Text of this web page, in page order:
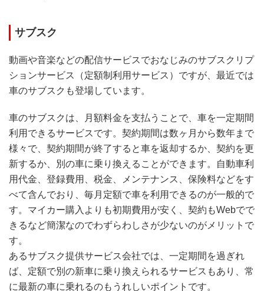
サブスク
動画や音楽などの配信サービスでおなじみのサブスクリプ
ションサービス（定額制利用サービス）ですが、最近では
車のサブスクも登場しています。
車のサブスクは、月額料金を支払うことで、車を一定期間
利用できるサービスです。契約期間は数ヶ月から数年まで
様々で、契約期間が終了すると車を返却するか、契約を更
新するか、別の車に乗り換えることができます。自動車利
用代金、登録費用、税金、メンテナンス、保険料などをす
べて含んでおり、毎月定額で車を利用できるのが一般的で
す。マイカー購入よりも初期費用が安く、契約もWebでで
きるなど簡潔なのでわずらわしさが少ないのがメリットで
す。
あるサブスク提供サービス会社では、一定期間を過ぎれ
ば、定額で別の新車に乗り換えられるサービスもあり、常
に最新の車に乗れるのもうれしいポイントです。